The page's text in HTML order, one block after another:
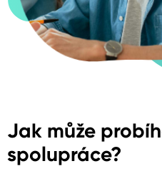
Jak může
spolupráce?